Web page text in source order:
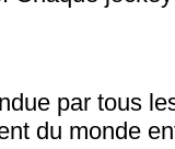
par tous
du monde